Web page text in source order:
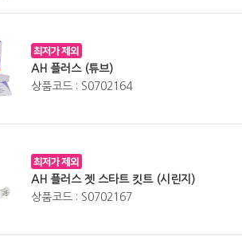
AH 플러스 (튜브)
상품코드 : S0702164
AH 플러스 젯 스타트 킷트 (시린지)
상품코드 : S0702167